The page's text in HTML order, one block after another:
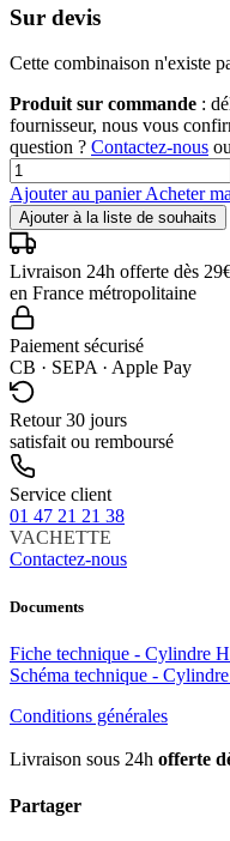
Sur devis
Cette combinaison n'existe
Produit sur commande :
fournisseur, nous vous
question ? Contactez-nous
Ajouter au panierAcheter
Ajouter à la liste de souhaits
Livraison 24h offerte dès
en France métropolitaine
Paiement sécurisé
CB · SEPA · Apple Pay
Retour 30 jours
satisfait ou remboursé
Service client
01 47 21 21 38
VACHETTE
Contactez-nous
Documents
Fiche technique - Cylindre
Schéma technique -
Conditions générales
Livraison sous 24h offerte
Partager